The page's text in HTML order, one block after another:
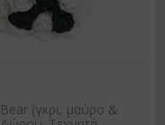
(γκρι, μαύρο &